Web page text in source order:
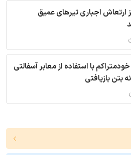
ارتعاش اجباری تیرهای عمیق
با استفاده از معابر آسفالتی
بتن بازیافتی